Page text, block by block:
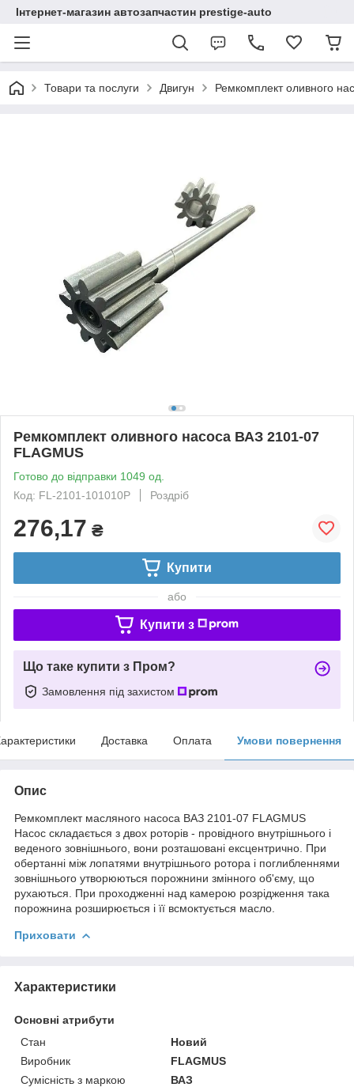
Інтернет-магазин автозапчастин prestige-auto
Товари та послуги Двигун Ремкомплект оливного
Ремкомплект оливного насоса ВАЗ 2101-07
FLAGMUS
Готово до відправки 1049 од.
Код: FL-2101-101010P
Роздріб
276,17 ₴
Купити
або
Купити з
Що таке купити з Пром?
Замовлення під захистом
Доставка Оплата Умови повернення
Опис
Ремкомплект масляного насоса ВАЗ 2101-07 FLAGMUS
Насос складається з двох роторів - провідного внутрішнього і
веденого зовнішнього, вони розташовані ексцентрично. При
обертанні між лопатями внутрішнього ротора і поглибленнями
зовнішнього утворюються порожнини змінного об'єму, що
рухаються. При проходженні над камерою розрідження така
порожнина розширюється і її всмоктується масло.
Приховати
Характеристики
Основні атрибути
Стан
Новий
Виробник
FLAGMUS
Сумісність з маркою
ВАЗ